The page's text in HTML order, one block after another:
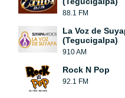
88.1 FM
La Voz de
(Tegucigalpa)
910 AM
Rock N Pop
92.1 FM